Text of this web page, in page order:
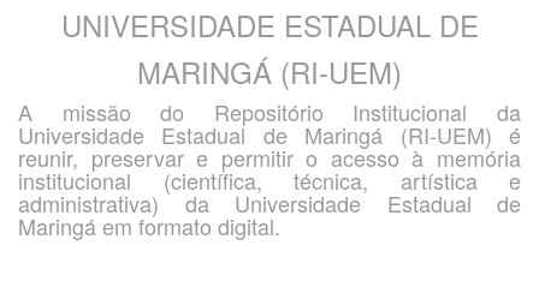
UNIVERSIDADE ESTADUAL DE
MARINGÁ (RI-UEM)
A missão do Repositório Institucional da
Universidade Estadual de Maringá (RI-UEM) é
reunir, preservar e permitir o acesso à memória
institucional (científica, técnica, artística e
administrativa) da Universidade Estadual de
Maringá em formato digital.